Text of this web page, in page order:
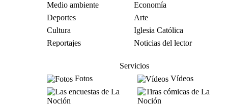
Medio ambiente
Economía
Deportes
Arte
Cultura
Iglesia Católica
Reportajes
Noticias del lector
Servicios
Fotos
Vídeos